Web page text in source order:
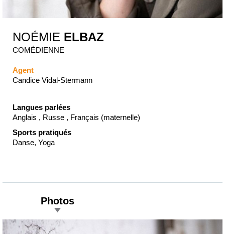
NOÉMIE ELBAZ
COMÉDIENNE
Agent
Candice Vidal-Stermann
Langues parlées
Anglais , Russe , Français (maternelle)
Sports pratiqués
Danse, Yoga
Photos